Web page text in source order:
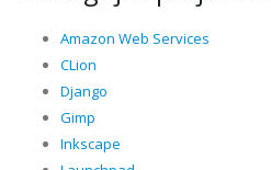
Amazon Web Services
CLion
Django
Gimp
Inkscape